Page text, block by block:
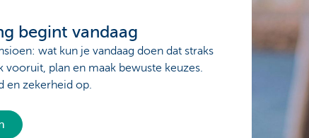
begint vandaag
wat kun je vandaag doen dat straks
vooruit, plan en maak bewuste keuzes.
en zekerheid op.